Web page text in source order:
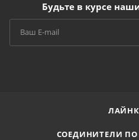
Будьте в курсе
СОЕДИНИТЕЛИ